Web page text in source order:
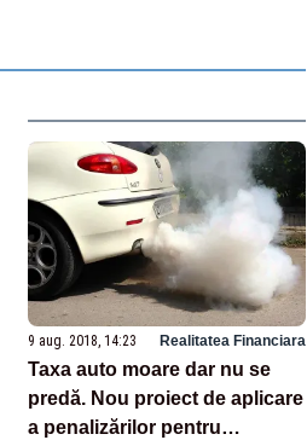
9 aug. 2018, 14:23 Realitatea Financiara
Taxa auto moare dar nu se
predă. Nou proiect de aplicare
a penalizărilor pentru